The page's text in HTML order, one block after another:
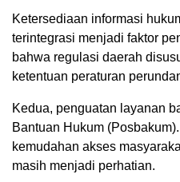
Ketersediaan informasi
terintegrasi menjadi faktor
bahwa regulasi daerah
ketentuan peraturan
‎Kedua, penguatan layanan
Bantuan Hukum
kemudahan akses
masih menjadi perhatian.